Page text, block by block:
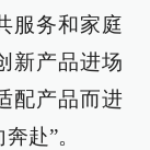
服务和家庭
新产品进场
配产品而进
赴”。